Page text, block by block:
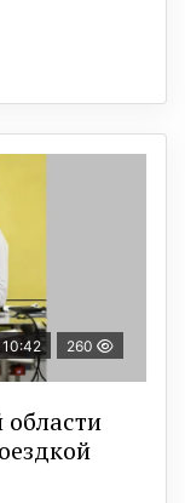
260
области